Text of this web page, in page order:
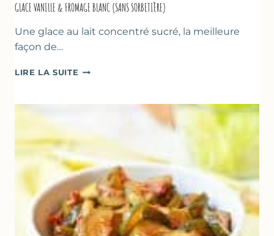
GLACE VANILLE & FROMAGE BLANC (SANS SORBETIÈRE)
Une glace au lait concentré sucré, la meilleure
façon de…
LIRE LA SUITE GLACE